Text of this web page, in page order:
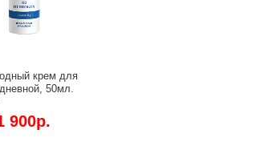
крем для
50мл.
и защита.
900р.